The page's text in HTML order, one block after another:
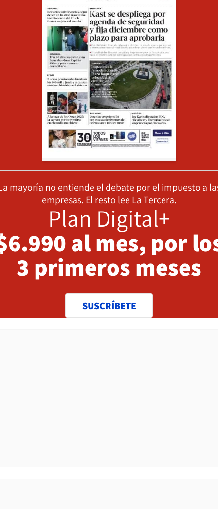
mayoría no entiende el debate por el impuesto a
empresas. El resto lee La Tercera.
Plan Digital+
al mes, por
3 primeros meses
SUSCRÍBETE